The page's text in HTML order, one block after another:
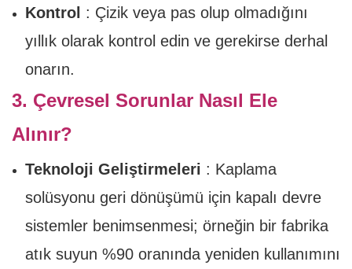
Kontrol : Çizik veya pas olup olmadığını
yıllık olarak kontrol edin ve gerekirse derhal
onarın.
3. Çevresel Sorunlar Nasıl Ele
Alınır?
Teknoloji Geliştirmeleri : Kaplama
solüsyonu geri dönüşümü için kapalı devre
sistemler benimsenmesi; örneğin bir fabrika
atık suyun %90 oranında yeniden kullanımını